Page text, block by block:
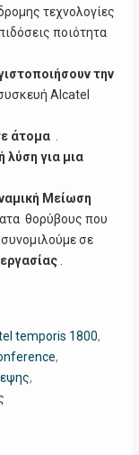
τεχνολογίες
ποιότητα
την
Alcatel
άτομα .
λύση για μια
Μείωση
θορύβους που
σε
.
temporis 1800,
,
,